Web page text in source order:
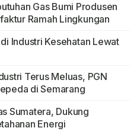
Gas Bumi Produsen
Ramah Lingkungan
Industri Kesehatan Lewat
Terus Meluas, PGN
di Semarang
Sumatera, Dukung
Energi